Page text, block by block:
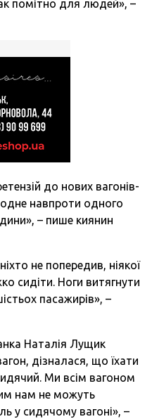
помітно для людей», –
до нових вагонів-
одне навпроти одного
– пише киянин
не попередив, ніякої
сидіти. Ноги витягнути
пасажирів», –
Наталія Лущик
дізналася, що їхати
Ми всім вагоном
нам не можуть
у сидячому вагоні», –